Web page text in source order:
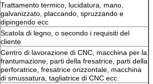
Trattamento termico, lucidatura, mano,
galvanizzato, placcando, spruzzando e
dipingendo ecc
Scatola di legno, o secondo i requisiti del
cliente
Centro di lavorazione di CNC, macchina per la
frantumazione, parti della fresatrice, parti della
perforatrice, fresatrice orizzontale, macchina
di smussatura, tagliatrice di CNC ecc.